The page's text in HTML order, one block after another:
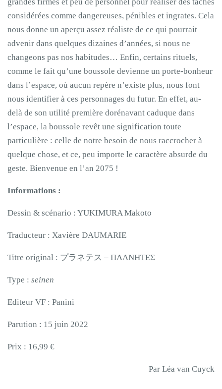
considérées comme dangereuses, pénibles et ingrates. Cela
nous donne un aperçu assez réaliste de ce qui pourrait
advenir dans quelques dizaines d’années, si nous ne
changeons pas nos habitudes… Enfin, certains rituels,
comme le fait qu’une boussole devienne un porte-bonheur
dans l’espace, où aucun repère n’existe plus, nous font
nous identifier à ces personnages du futur. En effet, au-
delà de son utilité première dorénavant caduque dans
l’espace, la boussole revêt une signification toute
particulière : celle de notre besoin de nous raccrocher à
quelque chose, et ce, peu importe le caractère absurde du
geste. Bienvenue en l’an 2075 !
Informations :
Dessin & scénario : YUKIMURA Makoto
Traducteur : Xavière DAUMARIE
Titre original : プラネテス – ΠΛΑΝΗΤΕΣ
Type : seinen
Editeur VF : Panini
Parution : 15 juin 2022
Prix : 16,99 €
Par Léa van Cuyck